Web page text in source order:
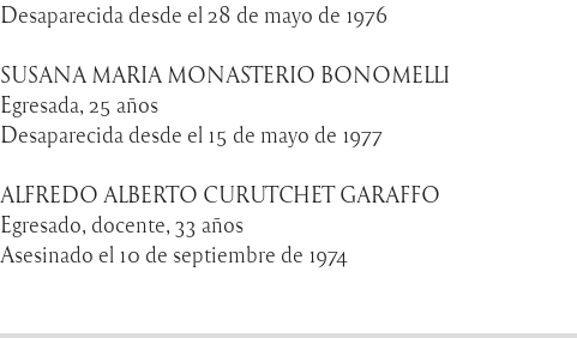
Desaparecida desde el 28 de mayo de 1976
SUSANA MARIA MONASTERIO BONOMELLI
Egresada, 25 años
Desaparecida desde el 15 de mayo de 1977
ALFREDO ALBERTO CURUTCHET GARAFFO
Egresado, docente, 33 años
Asesinado el 10 de septiembre de 1974